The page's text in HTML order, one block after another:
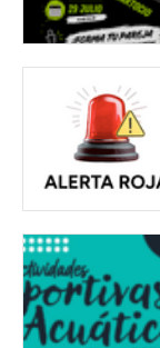
comprendidas
necesario formar
informa de que
altas